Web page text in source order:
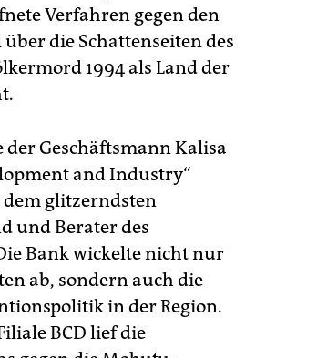
Verfahren gegen den
die Schattenseiten des
1994 als Land der
der Geschäftsmann Kalisa
and Industry“
dem glitzerndsten
und Berater des
Bank wickelte nicht nur
ab, sondern auch die
in der Region.
BCD lief die